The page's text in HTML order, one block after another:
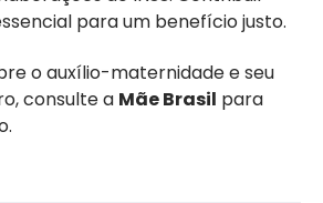
para um benefício justo.
o auxílio-maternidade e seu
consulte a Mãe Brasil para